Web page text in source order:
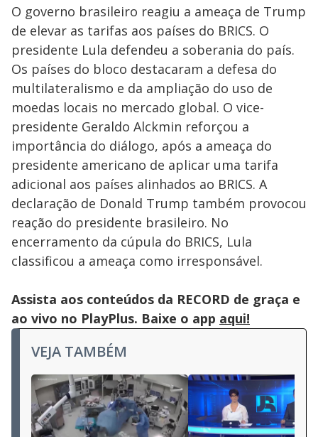
O governo brasileiro reagiu a ameaça de Trump
de elevar as tarifas aos países do BRICS. O
presidente Lula defendeu a soberania do país.
Os países do bloco destacaram a defesa do
multilateralismo e da ampliação do uso de
moedas locais no mercado global. O vice-
presidente Geraldo Alckmin reforçou a
importância do diálogo, após a ameaça do
presidente americano de aplicar uma tarifa
adicional aos países alinhados ao BRICS. A
declaração de Donald Trump também provocou
reação do presidente brasileiro. No
encerramento da cúpula do BRICS, Lula
classificou a ameaça como irresponsável.
Assista aos conteúdos da RECORD de graça e
ao vivo no PlayPlus. Baixe o app aqui!
VEJA TAMBÉM